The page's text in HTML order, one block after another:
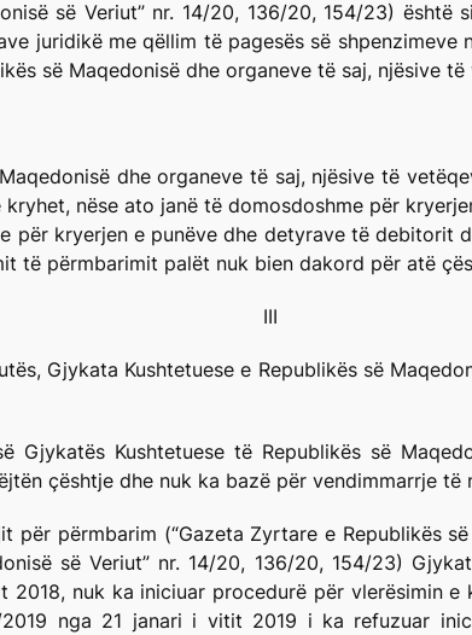
së Veriut” nr. 14/20, 136/20, 154/23)
juridikë me qëllim të pagesës së shpenzimeve
së Maqedonisë dhe organeve të saj, njësive
dhe organeve të saj, njësive të
nëse ato janë të domosdoshme për
për kryerjen e punëve dhe detyrave të debitorit
të përmbarimit palët nuk bien dakord për atë
III
Gjykata Kushtetuese e Republikës së
Gjykatës Kushtetuese të Republikës së
çështje dhe nuk ka bazë për vendimmarrje të
përmbarim (“Gazeta Zyrtare e Republikës
së Veriut” nr. 14/20, 136/20, 154/23)
nuk ka iniciuar procedurë për vlerësimin e
2019 nga 21 janari i vitit 2019 i ka refuzuar